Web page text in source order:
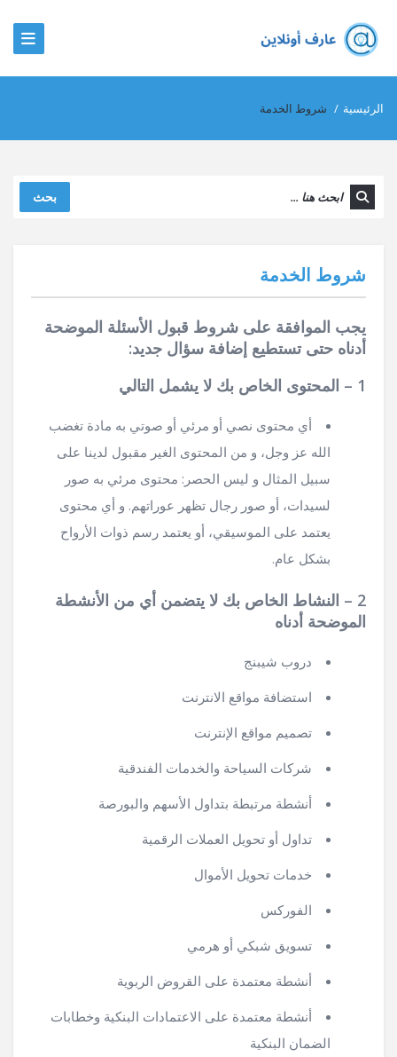
الرئيسية / شروط الخدمة
بحث
شروط الخدمة
يجب الموافقة على شروط قبول الأسئلة الموضحة
أدناه حتى تستطيع إضافة سؤال جديد:
1 – المحتوى الخاص بك لا يشمل التالي
أي محتوى نصي أو مرئي أو صوتي به مادة تغضب
الله عز وجل، و من المحتوى الغير مقبول لدينا على
سبيل المثال و ليس الحصر: محتوى مرئي به صور
لسيدات، أو صور رجال تظهر عوراتهم. و أي محتوى
يعتمد على الموسيقي، أو يعتمد رسم ذوات الأرواح
بشكل عام.
2 – النشاط الخاص بك لا يتضمن أي من الأنشطة
الموضحة أدناه
دروب شيبنج
استضافة مواقع الانترنت
تصميم مواقع الإنترنت
شركات السياحة والخدمات الفندقية
أنشطة مرتبطة بتداول الأسهم والبورصة
تداول أو تحويل العملات الرقمية
خدمات تحويل الأموال
الفوركس
تسويق شبكي أو هرمي
أنشطة معتمدة على القروض الربوية
أنشطة معتمدة على الاعتمادات البنكية وخطابات
الضمان البنكية